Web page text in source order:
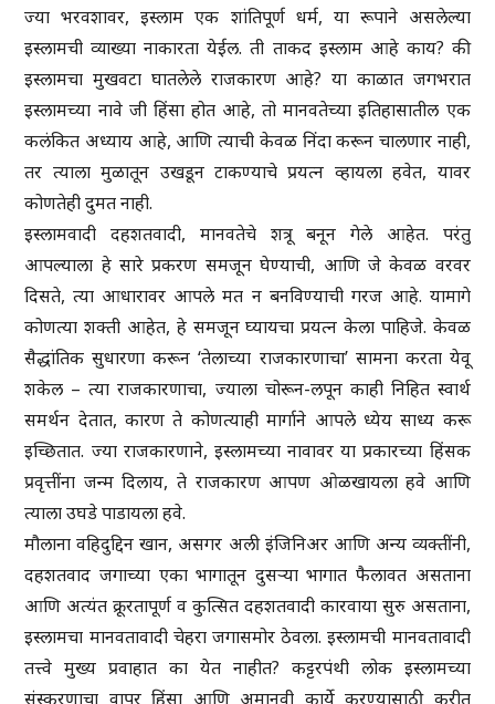
ज्या भरवशावर, इस्लाम एक शांतिपूर्ण धर्म, या रूपाने असलेल्या
इस्लामची व्याख्या नाकारता येईल. ती ताकद इस्लाम आहे काय? की
इस्लामचा मुखवटा घातलेले राजकारण आहे? या काळात जगभरात
इस्लामच्या नावे जी हिंसा होत आहे, तो मानवतेच्या इतिहासातील एक
कलंकित अध्याय आहे, आणि त्याची केवळ निंदा करून चालणार नाही,
तर त्याला मुळातून उखडून टाकण्याचे प्रयत्न व्हायला हवेत, यावर
कोणतेही दुमत नाही.
इस्लामवादी दहशतवादी, मानवतेचे शत्रू बनून गेले आहेत. परंतु
आपल्याला हे सारे प्रकरण समजून घेण्याची, आणि जे केवळ वरवर
दिसते, त्या आधारावर आपले मत न बनविण्याची गरज आहे. यामागे
कोणत्या शक्ती आहेत, हे समजून घ्यायचा प्रयत्न केला पाहिजे. केवळ
सैद्धांतिक सुधारणा करून ‘तेलाच्या राजकारणाचा’ सामना करता येवू
शकेल – त्या राजकारणाचा, ज्याला चोरून-लपून काही निहित स्वार्थ
समर्थन देतात, कारण ते कोणत्याही मार्गाने आपले ध्येय साध्य करू
इच्छितात. ज्या राजकारणाने, इस्लामच्या नावावर या प्रकारच्या हिंसक
प्रवृत्तींना जन्म दिलाय, ते राजकारण आपण ओळखायला हवे आणि
त्याला उघडे पाडायला हवे.
मौलाना वहिदुद्दिन खान, असगर अली इंजिनिअर आणि अन्य व्यक्तींनी,
दहशतवाद जगाच्या एका भागातून दुसऱ्या भागात फैलावत असताना
आणि अत्यंत क्रूरतापूर्ण व कुत्सित दहशतवादी कारवाया सुरु असताना,
इस्लामचा मानवतावादी चेहरा जगासमोर ठेवला. इस्लामची मानवतावादी
तत्त्वे मुख्य प्रवाहात का येत नाहीत? कट्टरपंथी लोक इस्लामच्या
संस्करणाचा वापर हिंसा आणि अमानवी कार्ये करण्यासाठी करीत